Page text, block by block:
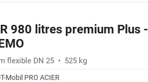
980 litres premium Plus -
flexible DN 25 • 525 kg
Mobil PRO ACIER